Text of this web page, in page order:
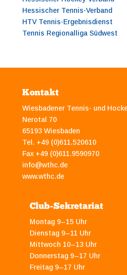
Hessischer Tennis-Verband
HTV Tennis-Ergebnisdienst
Tennis Regionalliga Südwest
Kontakt
Wiesbadener Tennis- und
Nerotal 70
65193 Wiesbaden
Tel. +49 (0)611.520610
Fax +49 (0)611.9590970
info@wthc.de
www.wthc.de
Club-Sekretariat
Montag 9–15 Uhr
Dienstag 9–11 Uhr
Mittwoch 10–13 Uhr
Donnerstag 9–17 Uhr
Freitag 9–17 Uhr